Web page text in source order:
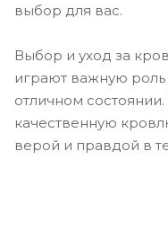
выбор для вас.
Выбор и уход за
играют важную
отличном
качественную
верой и правдой в